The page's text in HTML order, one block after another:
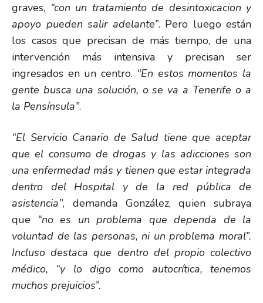
graves, “con un tratamiento de desintoxicacion y
apoyo pueden salir adelante”. Pero luego están
los casos que precisan de más tiempo, de una
intervención más intensiva y precisan ser
ingresados en un centro. “En estos momentos la
gente busca una solución, o se va a Tenerife o a
la Pensínsula”.
“El Servicio Canario de Salud tiene que aceptar
que el consumo de drogas y las adicciones son
una enfermedad más y tienen que estar integrada
dentro del Hospital y de la red pública de
asistencia”, demanda González, quien subraya
que “no es un problema que dependa de la
voluntad de las personas, ni un problema moral”.
Incluso destaca que dentro del propio colectivo
médico, “y lo digo como autocrítica, tenemos
muchos prejuicios”.